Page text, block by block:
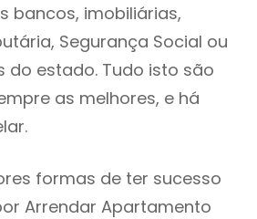
bancos, imobiliárias,
Segurança Social ou
do estado. Tudo isto são
as melhores, e há
formas de ter sucesso
Arrendar Apartamento